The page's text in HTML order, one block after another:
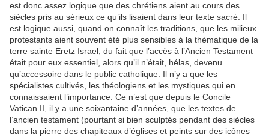
est donc assez logique que des chrétiens aient au cours des
siècles pris au sérieux ce qu’ils lisaient dans leur texte sacré. Il
est logique aussi, quand on connaît les traditions, que les milieux
protestants aient souvent été plus sensibles à la thématique de la
terre sainte Eretz Israel, du fait que l’accès à l’Ancien Testament
était pour eux essentiel, alors qu’il n’était, hélas, devenu
qu’accessoire dans le public catholique. Il n’y a que les
spécialistes cultivés, les théologiens et les mystiques qui en
connaissaient l’importance. Ce n’est que depuis le Concile
Vatican II, il y a une soixantaine d’années, que les textes de
l’ancien testament (pourtant si bien sculptés pendant des siècles
dans la pierre des chapiteaux d’églises et peints sur des icônes